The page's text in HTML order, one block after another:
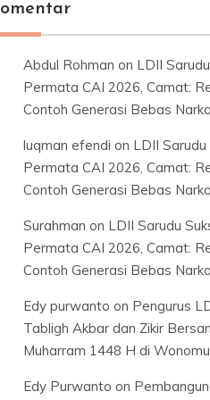
Abdul Rohman on LDII
Permata CAI 2026, Camat:
Contoh Generasi Bebas
luqman efendi on LDII
Permata CAI 2026, Camat:
Contoh Generasi Bebas
Surahman on LDII Sarudu
Permata CAI 2026, Camat:
Contoh Generasi Bebas
Edy purwanto on Pengurus
Tabligh Akbar dan Zikir
Muharram 1448 H di
Edy Purwanto on